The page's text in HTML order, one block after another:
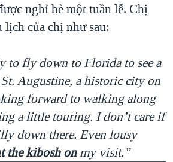
nghỉ hè một tuần lễ. Chị
của chị như sau:
to fly down to Florida to see a
Augustine, a historic city on
forward to walking along
a little touring. I don’t care if
down there. Even lousy
the kibosh onmy visit.”